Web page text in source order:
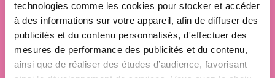
technologies comme les cookies pour stocker et accéder
à des informations sur votre appareil, afin de diffuser des
publicités et du contenu personnalisés, d'effectuer des
mesures de performance des publicités et du contenu,
ainsi que de réaliser des études d’audience, favorisant